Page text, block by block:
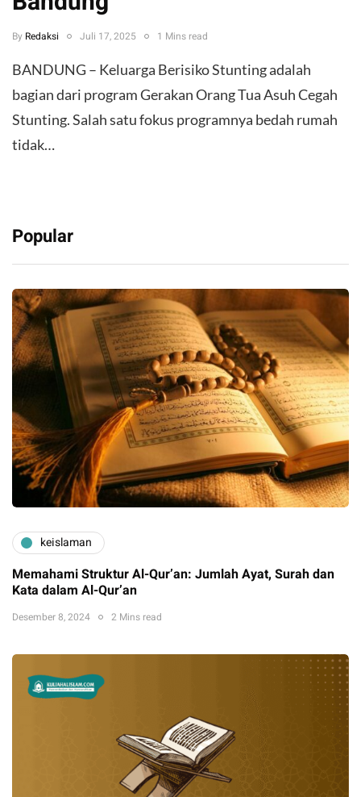
By Redaksi Juli 17, 2025 1 Mins read
BANDUNG – Keluarga Berisiko Stunting adalah
bagian dari program Gerakan Orang Tua Asuh Cegah
Stunting. Salah satu fokus programnya bedah rumah
tidak…
Popular
keislaman
Memahami Struktur Al-Qur’an: Jumlah Ayat, Surah dan
Kata dalam Al-Qur’an
Desember 8, 2024 2 Mins read